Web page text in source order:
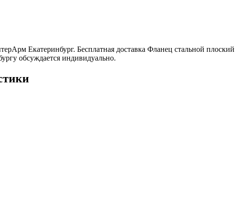
Екатеринбург. Бесплатная доставка Фланец стальной плоский
обсуждается индивидуально.